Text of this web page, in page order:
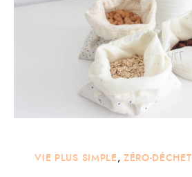
VIE PLUS SIMPLE, ZÉRO-DÉCHET